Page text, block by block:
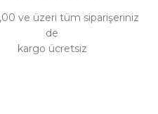
ve üzeri tüm siparişeriniz
de
kargo ücretsiz